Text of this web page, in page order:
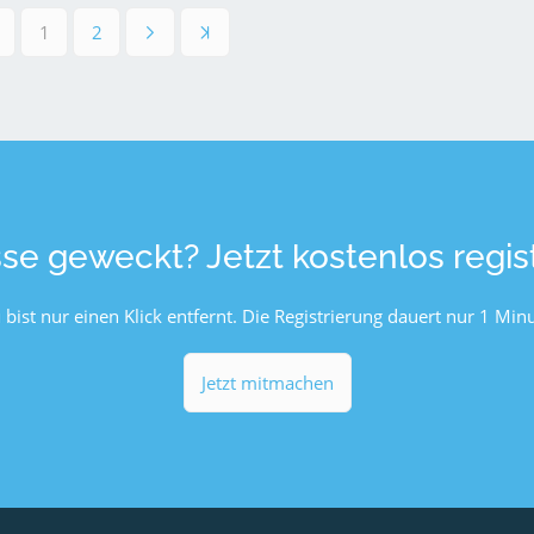
1 2
geweckt? Jetzt kostenlos
bist nur einen Klick entfernt. Die Registrierung dauert nur 1
Jetzt mitmachen